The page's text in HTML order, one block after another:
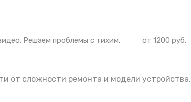
Решаем проблемы с тихим,
от 1200 руб.
от сложности ремонта и модели устройства.